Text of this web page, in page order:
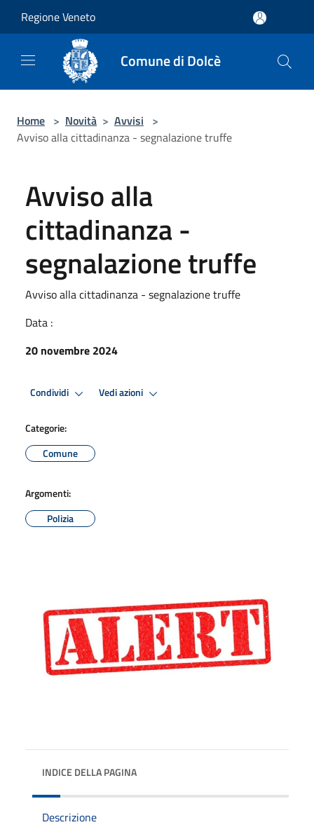
Regione Veneto
Comune di Dolcè
Home > Novità > Avvisi >
Avviso alla cittadinanza - segnalazione truffe
Avviso alla
cittadinanza -
segnalazione truffe
Avviso alla cittadinanza - segnalazione truffe
Data :
20 novembre 2024
Condividi Vedi azioni
Categorie:
Comune
Argomenti:
Polizia
INDICE DELLA PAGINA
Descrizione